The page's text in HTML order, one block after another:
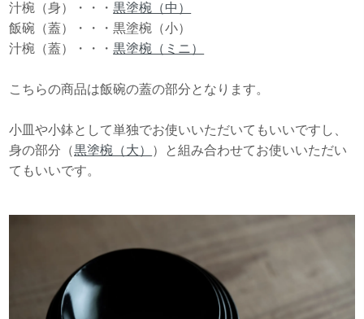
汁椀（身）・・・黒塗椀（中）
飯碗（蓋）・・・黒塗椀（小）
汁椀（蓋）・・・黒塗椀（ミニ）
こちらの商品は飯碗の蓋の部分となります。
小皿や小鉢として単独でお使いいただいてもいいですし、
身の部分（黒塗椀（大）
）と組み合わせてお使いいただい
てもいいです。